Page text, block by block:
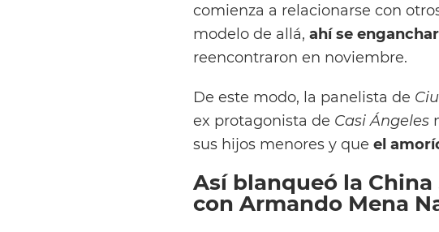
comienza a relacionarse con
modelo de allá, ahí se
reencontraron en noviembre.
De este modo, la panelista de
ex protagonista de Casi Ángeles
sus hijos menores y que el
Así blanqueó la
con Armando Mena